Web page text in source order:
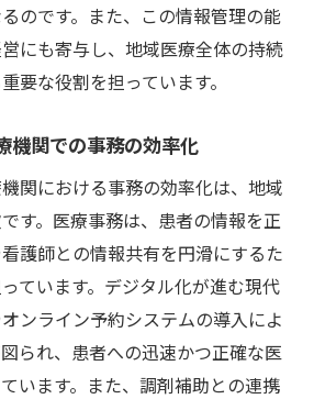
のです。また、この情報管理の能
にも寄与し、地域医療全体の持続
要な役割を担っています。
機関での事務の効率化
関における事務の効率化は、地域
す。医療事務は、患者の情報を正
護師との情報共有を円滑にするた
ています。デジタル化が進む現代
ンライン予約システムの導入によ
られ、患者への迅速かつ正確な医
います。また、調剤補助との連携